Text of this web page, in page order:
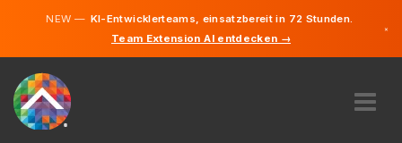
NEW —KI-Entwicklerteams, einsatzbereit in 72 Stunden.
Team Extension AI entdecken →
×
Englisch